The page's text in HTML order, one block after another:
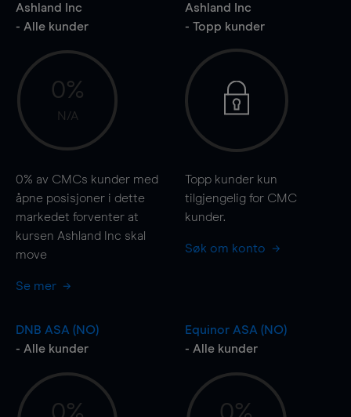
Ashland Inc
- Alle kunder
0%
N/A
0% av CMCs kunder med
åpne posisjoner i dette
markedet forventer at
kursen Ashland Inc skal
move
Se mer
Ashland Inc
- Topp kunder
Topp kunder kun
tilgjengelig for CMC
kunder.
Søk om konto
DNB ASA (NO)
- Alle kunder
Equinor ASA (NO)
- Alle kunder